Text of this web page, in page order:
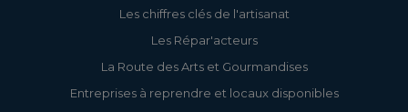
Les chiffres clés de l'artisanat
Les Répar'acteurs
La Route des Arts et Gourmandises
Entreprises à reprendre et locaux disponibles